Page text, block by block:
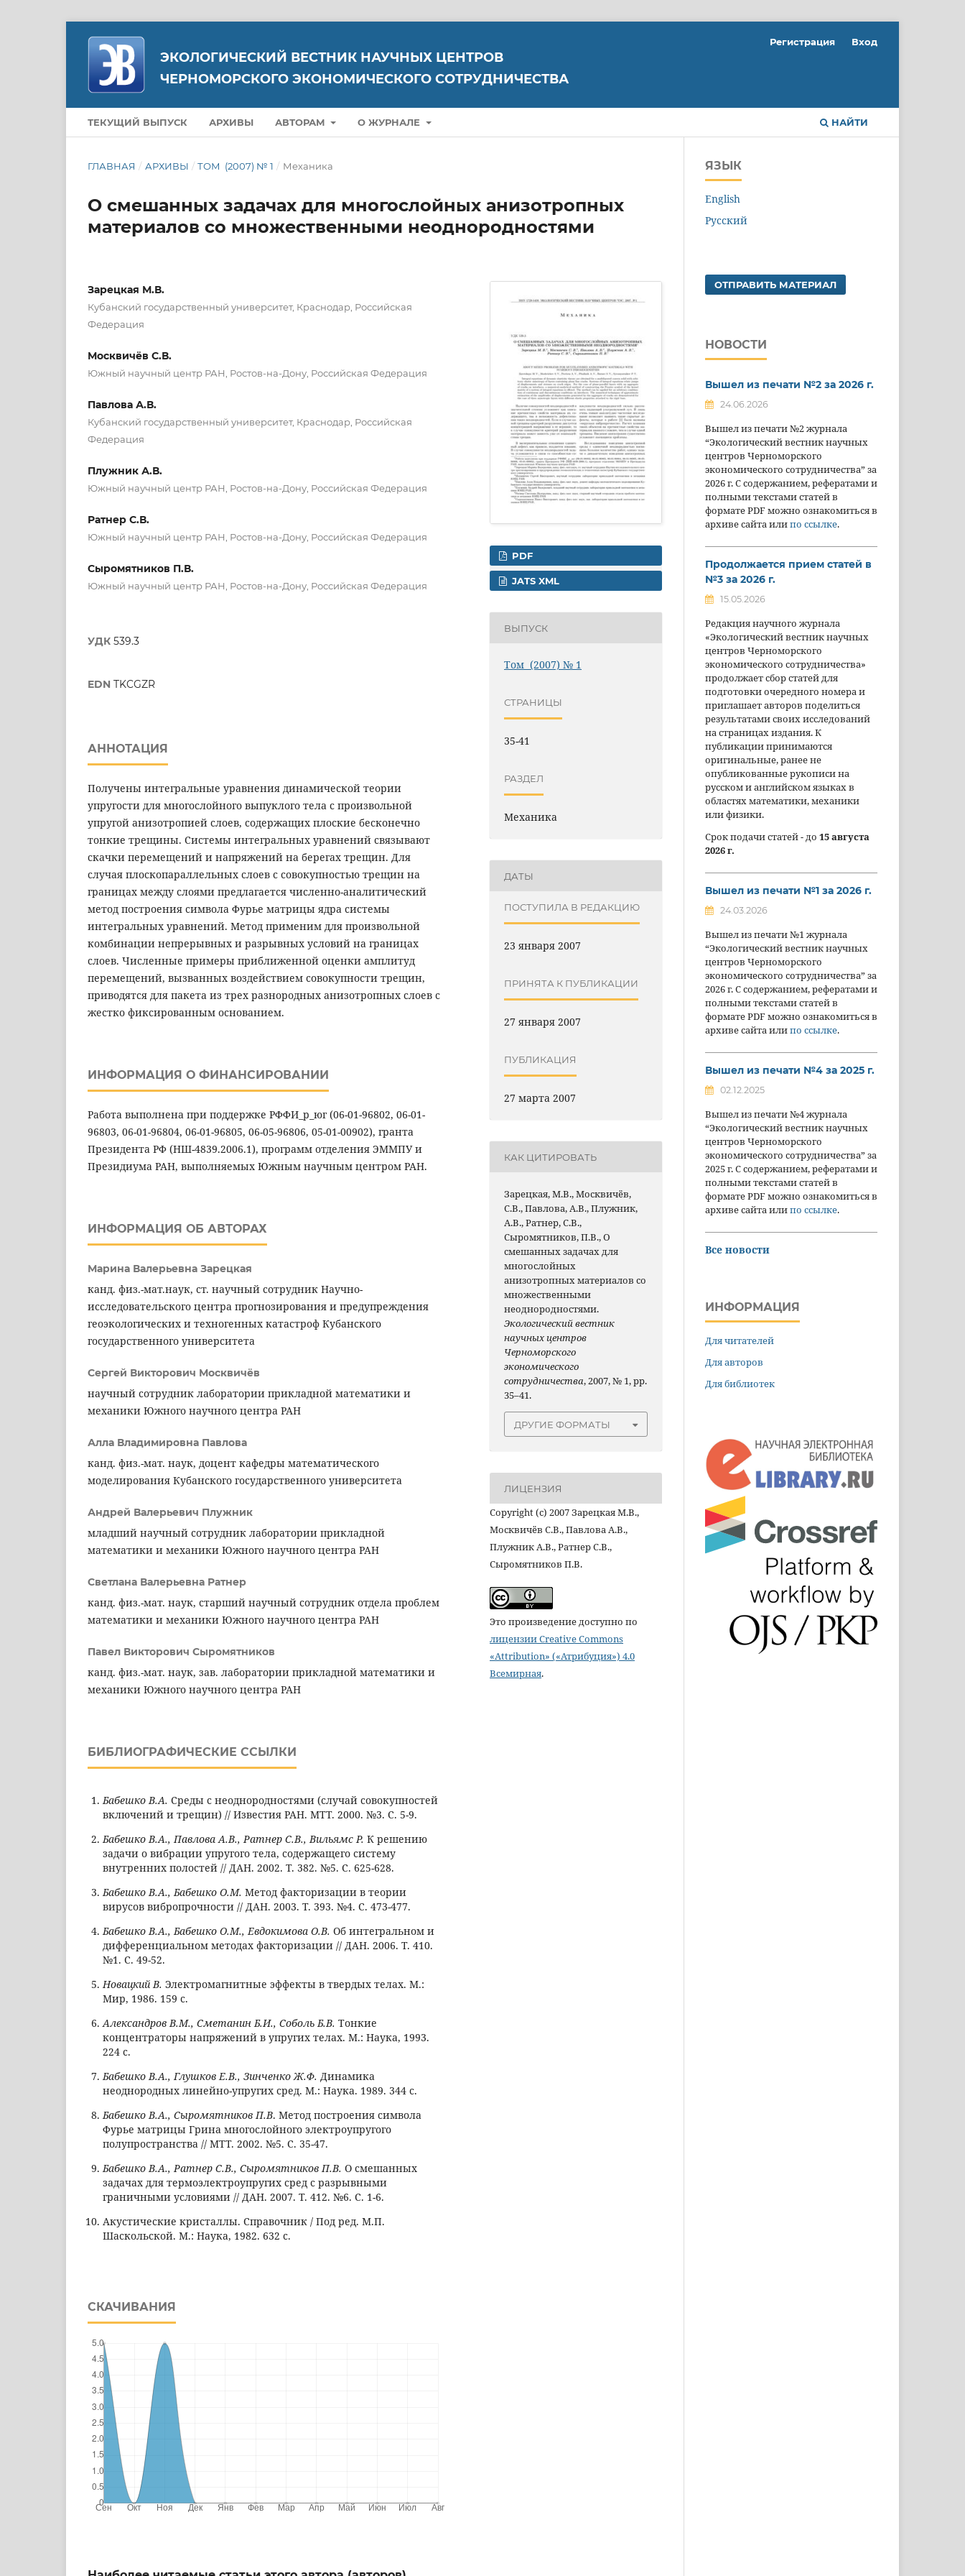
ЭКОЛОГИЧЕСКИЙ ВЕСТНИК НАУЧНЫХ ЦЕНТРОВ
ЧЕРНОМОРСКОГО ЭКОНОМИЧЕСКОГО СОТРУДНИЧЕСТВА
ТЕКУЩИЙ ВЫПУСК АРХИВЫ АВТОРАМ О ЖУРНАЛЕ НАЙТИ
Регистрация Вход
ГЛАВНАЯ / АРХИВЫ / ТОМ (2007) № 1 / Механика
О смешанных задачах для многослойных анизотропных
материалов со множественными неоднородностями
Зарецкая М.В.
Кубанский государственный университет, Краснодар, Российская
Федерация
Москвичёв С.В.
Южный научный центр РАН, Ростов-на-Дону, Российская Федерация
Павлова А.В.
Кубанский государственный университет, Краснодар, Российская
Федерация
Плужник А.В.
Южный научный центр РАН, Ростов-на-Дону, Российская Федерация
Ратнер С.В.
Южный научный центр РАН, Ростов-на-Дону, Российская Федерация
Сыромятников П.В.
Южный научный центр РАН, Ростов-на-Дону, Российская Федерация
УДК 539.3
EDN TKCGZR
АННОТАЦИЯ
Получены интегральные уравнения динамической теории
упругости для многослойного выпуклого тела с произвольной
упругой анизотропией слоев, содержащих плоские бесконечно
тонкие трещины. Системы интегральных уравнений связывают
скачки перемещений и напряжений на берегах трещин. Для
случая плоскопараллельных слоев с совокупностью трещин на
границах между слоями предлагается численно-аналитический
метод построения символа Фурье матрицы ядра системы
интегральных уравнений. Метод применим для произвольной
комбинации непрерывных и разрывных условий на границах
слоев. Численные примеры приближенной оценки амплитуд
перемещений, вызванных воздействием совокупности трещин,
приводятся для пакета из трех разнородных анизотропных слоев с
жестко фиксированным основанием.
ИНФОРМАЦИЯ О ФИНАНСИРОВАНИИ
Работа выполнена при поддержке РФФИ_р_юг (06-01-96802, 06-01-
96803, 06-01-96804, 06-01-96805, 06-05-96806, 05-01-00902), гранта
Президента РФ (НШ-4839.2006.1), программ отделения ЭММПУ и
Президиума РАН, выполняемых Южным научным центром РАН.
ИНФОРМАЦИЯ ОБ АВТОРАХ
Марина Валерьевна Зарецкая
канд. физ.-мат.наук, ст. научный сотрудник Научно-
исследовательского центра прогнозирования и предупреждения
геоэкологических и техногенных катастроф Кубанского
государственного университета
Сергей Викторович Москвичёв
научный сотрудник лаборатории прикладной математики и
механики Южного научного центра РАН
Алла Владимировна Павлова
канд. физ.-мат. наук, доцент кафедры математического
моделирования Кубанского государственного университета
Андрей Валерьевич Плужник
младший научный сотрудник лаборатории прикладной
математики и механики Южного научного центра РАН
Светлана Валерьевна Ратнер
канд. физ.-мат. наук, старший научный сотрудник отдела проблем
математики и механики Южного научного центра РАН
Павел Викторович Сыромятников
канд. физ.-мат. наук, зав. лаборатории прикладной математики и
механики Южного научного центра РАН
БИБЛИОГРАФИЧЕСКИЕ ССЫЛКИ
Бабешко В.А. Среды с неоднородностями (случай совокупностей
включений и трещин) // Известия РАН. МТТ. 2000. №3. С. 5-9.
Бабешко В.А., Павлова А.В., Ратнер С.В., Вильямс Р. К решению
задачи о вибрации упругого тела, содержащего систему
внутренних полостей // ДАН. 2002. Т. 382. №5. С. 625-628.
Бабешко В.А., Бабешко О.М. Метод факторизации в теории
вирусов вибропрочности // ДАН. 2003. Т. 393. №4. С. 473-477.
Бабешко В.А., Бабешко О.М., Евдокимова О.В. Об интегральном и
дифференциальном методах факторизации // ДАН. 2006. Т. 410.
№1. С. 49-52.
Новацкий В. Электромагнитные эффекты в твердых телах. М.:
Мир, 1986. 159 с.
Александров В.М., Сметанин Б.И., Соболь Б.В. Тонкие
концентраторы напряжений в упругих телах. М.: Наука, 1993.
224 с.
Бабешко В.А., Глушков Е.В., Зинченко Ж.Ф. Динамика
неоднородных линейно-упругих сред. М.: Наука. 1989. 344 с.
Бабешко В.А., Сыромятников П.В. Метод построения символа
Фурье матрицы Грина многослойного электроупругого
полупространства // МТТ. 2002. №5. С. 35-47.
Бабешко В.А., Ратнер С.В., Сыромятников П.В. О смешанных
задачах для термоэлектроупругих сред с разрывными
граничными условиями // ДАН. 2007. Т. 412. №6. С. 1-6.
Акустические кристаллы. Справочник / Под ред. М.П.
Шаскольской. М.: Наука, 1982. 632 с.
СКАЧИВАНИЯ
PDF
JATS XML
ВЫПУСК
Том (2007) № 1
СТРАНИЦЫ
35-41
РАЗДЕЛ
Механика
ДАТЫ
ПОСТУПИЛА В РЕДАКЦИЮ
23 января 2007
ПРИНЯТА К ПУБЛИКАЦИИ
27 января 2007
ПУБЛИКАЦИЯ
27 марта 2007
КАК ЦИТИРОВАТЬ
Зарецкая, М.В., Москвичёв,
С.В., Павлова, А.В., Плужник,
А.В., Ратнер, С.В.,
Сыромятников, П.В., О
смешанных задачах для
многослойных
анизотропных материалов со
множественными
неоднородностями.
Экологический вестник
научных центров
Черноморского
экономического
сотрудничества, 2007, № 1, pp.
35–41.
ДРУГИЕ ФОРМАТЫ
ЛИЦЕНЗИЯ
Copyright (c) 2007 Зарецкая М.В.,
Москвичёв С.В., Павлова А.В.,
Плужник А.В., Ратнер С.В.,
Сыромятников П.В.
Это произведение доступно по
лицензии Creative Commons
«Attribution» («Атрибуция») 4.0
Всемирная.
ЯЗЫК
English
Русский
ОТПРАВИТЬ МАТЕРИАЛ
НОВОСТИ
Вышел из печати №2 за 2026 г.
24.06.2026
Вышел из печати №2 журнала
“Экологический вестник научных
центров Черноморского
экономического сотрудничества” за
2026 г. С содержанием, рефератами и
полными текстами статей в
формате PDF можно ознакомиться в
архиве сайта илипо ссылке.
Продолжается прием статей в
№3 за 2026 г.
15.05.2026
Редакция научного журнала
«Экологический вестник научных
центров Черноморского
экономического сотрудничества»
продолжает сбор статей для
подготовки очередного номера и
приглашает авторов поделиться
результатами своих исследований
на страницах издания. К
публикации принимаются
оригинальные, ранее не
опубликованные рукописи на
русском и английском языках в
областях математики, механики
или физики.
Срок подачи статей - до 15 августа
2026 г.
Вышел из печати №1 за 2026 г.
24.03.2026
Вышел из печати №1 журнала
“Экологический вестник научных
центров Черноморского
экономического сотрудничества” за
2026 г. С содержанием, рефератами и
полными текстами статей в
формате PDF можно ознакомиться в
архиве сайта илипо ссылке.
Вышел из печати №4 за 2025 г.
02.12.2025
Вышел из печати №4 журнала
“Экологический вестник научных
центров Черноморского
экономического сотрудничества” за
2025 г. С содержанием, рефератами и
полными текстами статей в
формате PDF можно ознакомиться в
архиве сайта илипо ссылке.
Все новости
ИНФОРМАЦИЯ
Для читателей
Для авторов
Для библиотек